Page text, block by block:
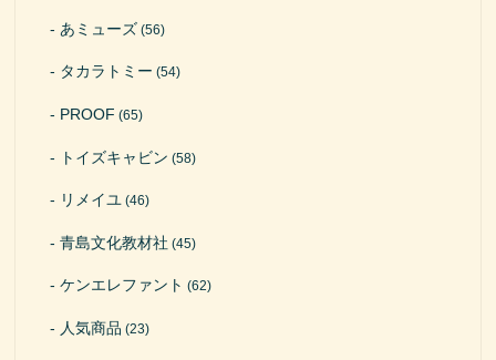
あミューズ (56)
タカラトミー (54)
PROOF (65)
トイズキャビン (58)
リメイユ (46)
青島文化教材社 (45)
ケンエレファント (62)
人気商品 (23)